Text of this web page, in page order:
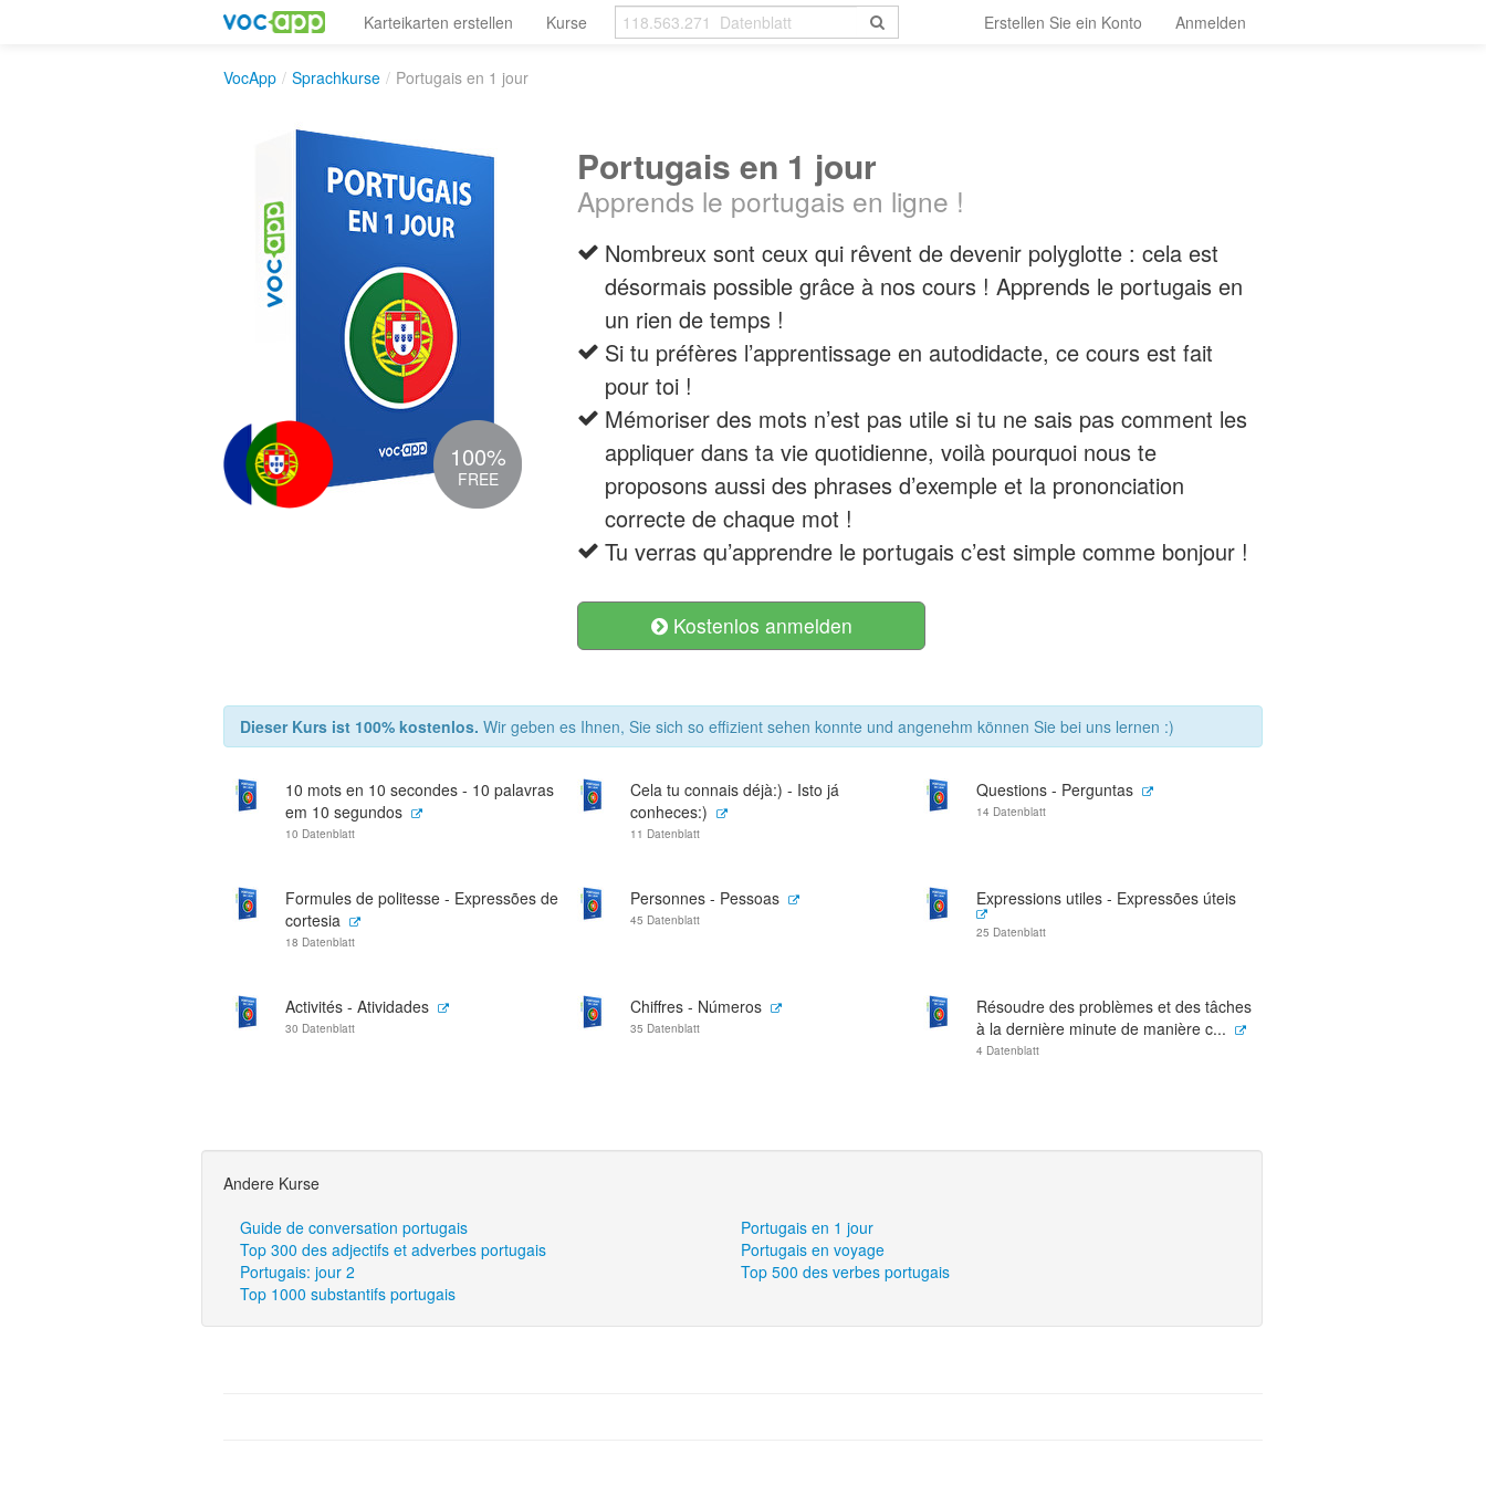
Karteikarten erstellen Kurse Erstellen Sie ein Konto Anmelden
VocApp / Sprachkurse / Portugais en 1 jour
100%
FREE
Portugais en 1 jour
Apprends le portugais en ligne !
Nombreux sont ceux qui rêvent de devenir polyglotte : cela est
désormais possible grâce à nos cours ! Apprends le portugais en
un rien de temps !
Si tu préfères l’apprentissage en autodidacte, ce cours est fait
pour toi !
Mémoriser des mots n’est pas utile si tu ne sais pas comment les
appliquer dans ta vie quotidienne, voilà pourquoi nous te
proposons aussi des phrases d’exemple et la prononciation
correcte de chaque mot !
Tu verras qu’apprendre le portugais c’est simple comme bonjour !
Kostenlos anmelden
Dieser Kurs ist 100% kostenlos. Wir geben es Ihnen, Sie sich so effizient sehen konnte und angenehm können Sie bei uns lernen :)
10 mots en 10 secondes - 10 palavras
em 10 segundos
10 Datenblatt
Cela tu connais déjà:) - Isto já
conheces:)
11 Datenblatt
Questions - Perguntas
14 Datenblatt
Formules de politesse - Expressões de
cortesia
18 Datenblatt
Personnes - Pessoas
45 Datenblatt
Expressions utiles - Expressões úteis
25 Datenblatt
Activités - Atividades
30 Datenblatt
Chiffres - Números
35 Datenblatt
Résoudre des problèmes et des tâches
à la dernière minute de manière c...
4 Datenblatt
Andere Kurse
Guide de conversation portugais
Portugais en 1 jour
Top 300 des adjectifs et adverbes portugais
Portugais en voyage
Portugais: jour 2
Top 500 des verbes portugais
Top 1000 substantifs portugais